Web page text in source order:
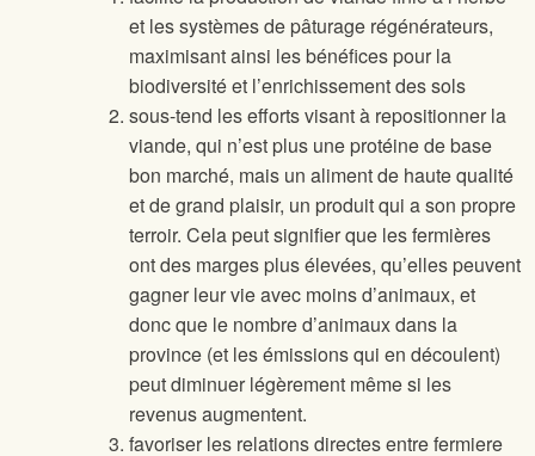
et les systèmes de pâturage régénérateurs,
maximisant ainsi les bénéfices pour la
biodiversité et l’enrichissement des sols
sous-tend les efforts visant à repositionner la
viande, qui n’est plus une protéine de base
bon marché, mais un aliment de haute qualité
et de grand plaisir, un produit qui a son propre
terroir. Cela peut signifier que les fermières
ont des marges plus élevées, qu’elles peuvent
gagner leur vie avec moins d’animaux, et
donc que le nombre d’animaux dans la
province (et les émissions qui en découlent)
peut diminuer légèrement même si les
revenus augmentent.
favoriser les relations directes entre fermiere